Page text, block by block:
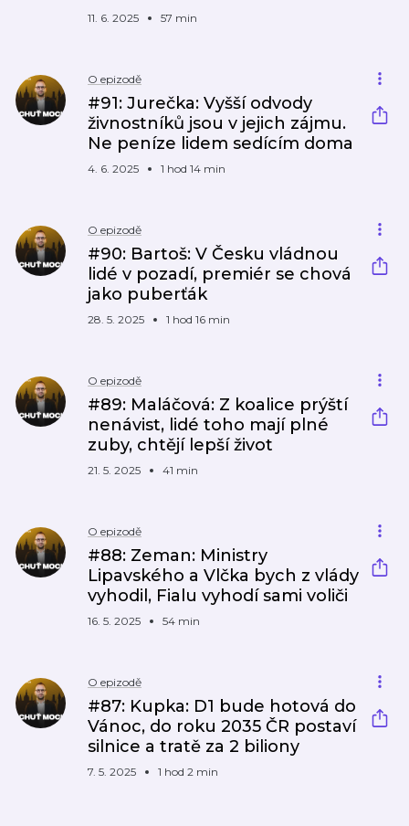
11. 6. 2025 57 min
O epizodě
#91: Jurečka: Vyšší odvody
živnostníků jsou v jejich zájmu.
Ne peníze lidem sedícím doma
4. 6. 2025 1 hod 14 min
O epizodě
#90: Bartoš: V Česku vládnou
lidé v pozadí, premiér se chová
jako puberťák
28. 5. 2025 1 hod 16 min
O epizodě
#89: Maláčová: Z koalice prýští
nenávist, lidé toho mají plné
zuby, chtějí lepší život
21. 5. 2025 41 min
O epizodě
#88: Zeman: Ministry
Lipavského a Vlčka bych z vlády
vyhodil, Fialu vyhodí sami voliči
16. 5. 2025 54 min
O epizodě
#87: Kupka: D1 bude hotová do
Vánoc, do roku 2035 ČR postaví
silnice a tratě za 2 biliony
7. 5. 2025 1 hod 2 min